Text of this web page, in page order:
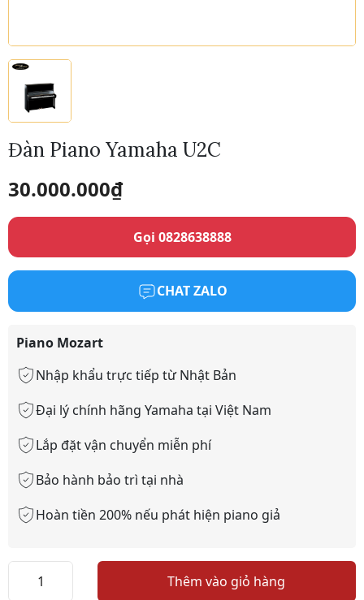
Đàn Piano Yamaha U2C
30.000.000₫
Gọi 0828638888
CHAT ZALO
Piano Mozart
Nhập khẩu trực tiếp từ Nhật Bản
Đại lý chính hãng Yamaha tại Việt Nam
Lắp đặt vận chuyển miễn phí
Bảo hành bảo trì tại nhà
Hoàn tiền 200% nếu phát hiện piano giả
Piano
Thêm vào giỏ hàng